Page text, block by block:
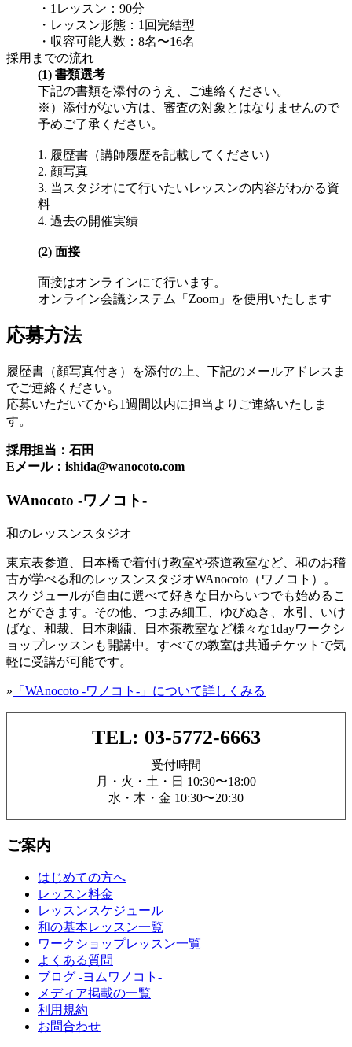
・1レッスン：90分
・レッスン形態：1回完結型
・収容可能人数：8名〜16名
採用までの流れ
(1) 書類選考
下記の書類を添付のうえ、ご連絡ください。
※）添付がない方は、審査の対象とはなりませんので
予めご了承ください。
1. 履歴書（講師履歴を記載してください）
2. 顔写真
3. 当スタジオにて行いたいレッスンの内容がわかる資
料
4. 過去の開催実績
(2) 面接
面接はオンラインにて行います。
オンライン会議システム「Zoom」を使用いたします
応募方法
履歴書（顔写真付き）を添付の上、下記のメールアドレスま
でご連絡ください。
応募いただいてから1週間以内に担当よりご連絡いたしま
す。
採用担当：石田
Eメール：ishida@wanocoto.com
WAnocoto -ワノコト-
和のレッスンスタジオ
東京表参道、日本橋で着付け教室や茶道教室など、和のお稽
古が学べる和のレッスンスタジオWAnocoto（ワノコト）。
スケジュールが自由に選べて好きな日からいつでも始めるこ
とができます。その他、つまみ細工、ゆびぬき、水引、いけ
ばな、和裁、日本刺繍、日本茶教室など様々な1dayワークシ
ョップレッスンも開講中。すべての教室は共通チケットで気
軽に受講が可能です。
» 「WAnocoto -ワノコト-」について詳しくみる
TEL: 03-5772-6663
受付時間
月・火・土・日 10:30〜18:00
水・木・金 10:30〜20:30
ご案内
はじめての方へ
レッスン料金
レッスンスケジュール
和の基本レッスン一覧
ワークショップレッスン一覧
よくある質問
ブログ -ヨムワノコト-
メディア掲載の一覧
利用規約
お問合わせ